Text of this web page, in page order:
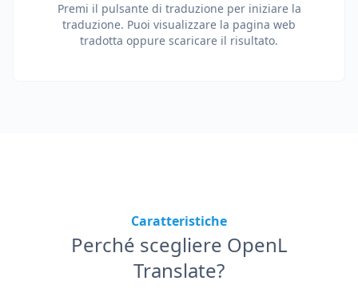
Premi il pulsante di traduzione per iniziare la
traduzione. Puoi visualizzare la pagina web
tradotta oppure scaricare il risultato.
Caratteristiche
Perché scegliere OpenL
Translate?